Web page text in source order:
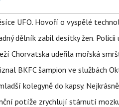
UFO. Hovoří o vyspělé
dělník zabil desítky žen.
Chorvatska udeřila mořská
BKFC šampion ve službách
kolegyně do kapsy.
potíže zrychlují stárnutí